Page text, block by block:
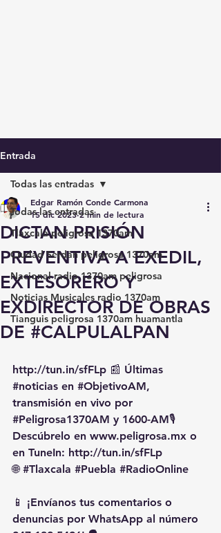
Entrada
Todas las entradas
Tlaxcala peligrosa 1370am
Ciudad Serdán peligrosa 1370am
Nacional radio 1370am peligrosa
Noticias Musicales radio 1370am
Tianguis peligrosa 1370am huamantla
Todas las entradas
DICTAN PRISIÓN
PREVENTIVA A EXEDIL,
EXTESORERO Y
EXDIRECTOR DE OBRAS
DE #CALPULALPAN
Edgar Ramón Conde Carmona
15 dic 2023 2 min de lectura
http://tun.in/sfFLp 📰 Últimas
#noticias en #ObjetivoAM,
transmisión en vivo por
#Peligrosa1370AM y 1600-AM🎙️
Descúbrelo en www.peligrosa.mx o
en TuneIn: http://tun.in/sfFLp
🌐 #Tlaxcala #Puebla #RadioOnline
📱 ¡Envíanos tus comentarios o
denuncias por WhatsApp al número